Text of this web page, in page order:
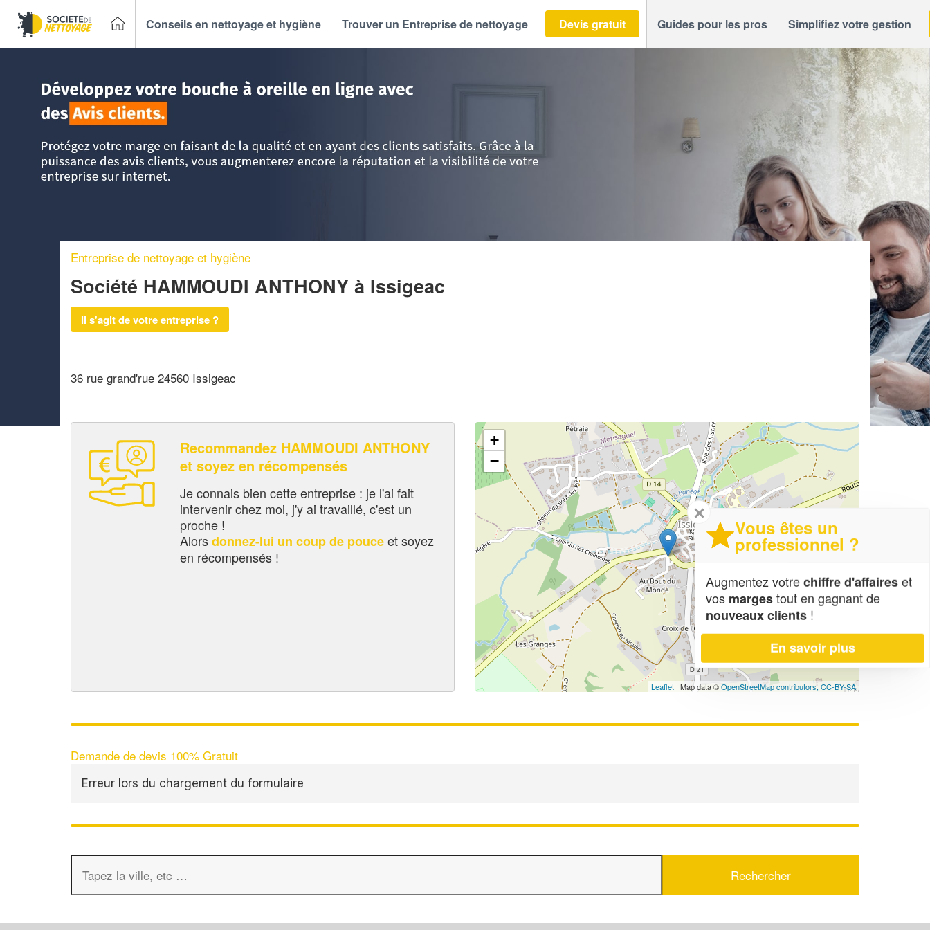
Conseils en nettoyage et hygiène Trouver un Entreprise de nettoyage Devis gratuit Guides pour les pros Simplifiez votre gestion
Entreprise de nettoyage et hygiène
Société HAMMOUDI ANTHONY à Issigeac
Il s'agit de votre entreprise ?
36 rue grand'rue 24560 Issigeac
Recommandez HAMMOUDI ANTHONY
et soyez en récompensés
Je connais bien cette entreprise : je l'ai fait
intervenir chez moi, j'y ai travaillé, c'est un
proche !
Alorsdonnez-lui un coup de pouceet soyez
en récompensés !
+
−
Leaflet | Map data ©OpenStreetMap contributors, CC-BY-SA
Demande de devis 100% Gratuit
Erreur lors du chargement du formulaire
✕
Vous êtes un
professionnel ?
Augmentez votrechiffre d'affaireset
vos margestout en gagnant de
nouveaux clients !
En savoir plus